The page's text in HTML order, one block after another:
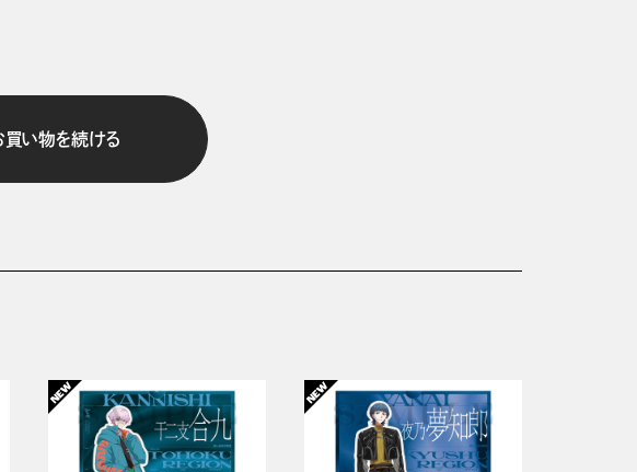
買い物を続ける